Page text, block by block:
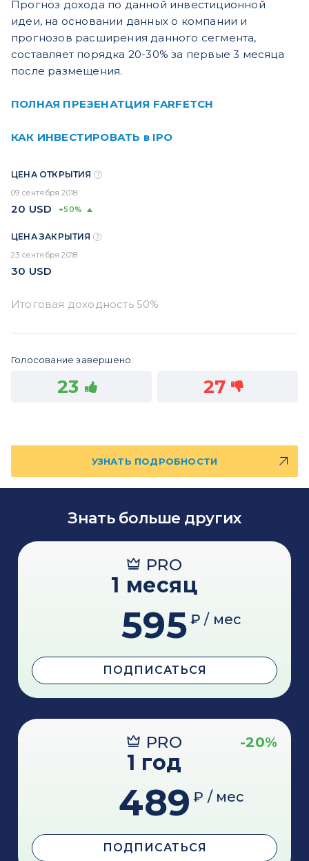
Прогноз дохода по данной инвестиционной
идеи, на основании данных о компании и
прогнозов расширения данного сегмента,
составляет порядка 20-30% за первые 3 месяца
после размещения.
ПОЛНАЯ ПРЕЗЕНАТЦИЯ FARFETCH
КАК ИНВЕСТИРОВАТЬ в IPO
ЦЕНА ОТКРЫТИЯ
09 сентября 2018
20 USD +50%
ЦЕНА ЗАКРЫТИЯ
23 сентября 2018
30 USD
Голосование завершено.
23 27
УЗНАТЬ ПОДРОБНОСТИ
Знать больше других
PRO
1 месяц
595 ₽ / мес
ПОДПИСАТЬСЯ
PRO -20%
1 год
489 ₽ / мес
ПОДПИСАТЬСЯ